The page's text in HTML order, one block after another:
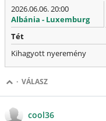
2026.06.06. 20:00
Albánia - Luxemburg
Tét
Kihagyott nyeremény
· VÁLASZ
cool36